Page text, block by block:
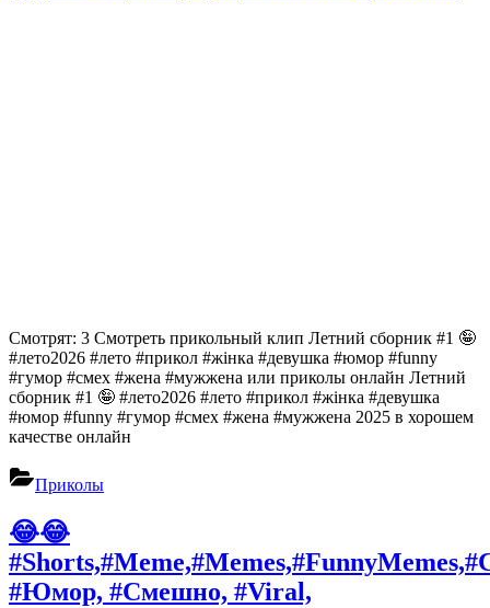
Смотрят: 3 Смотреть прикольный клип Летний сборник #1 🤪
#лето2026 #лето #прикол #жінка #девушка #юмор #funny
#гумор #смех #жена #мужжена или приколы онлайн Летний
сборник #1 🤪 #лето2026 #лето #прикол #жінка #девушка
#юмор #funny #гумор #смех #жена #мужжена 2025 в хорошем
качестве онлайн
Приколы
😂😂
#Юмор, #Смешно, #Viral,